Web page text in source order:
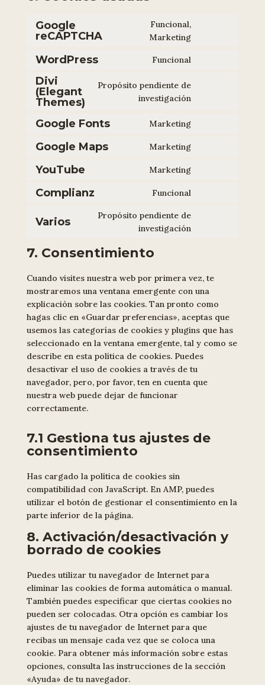
Google
reCAPTCHA
Funcional,
Marketing
WordPress Funcional
Divi
(Elegant
Themes)
Propósito pendiente de
investigación
Google Fonts Marketing
Google Maps Marketing
YouTube Marketing
Complianz Funcional
Varios
Propósito pendiente de
investigación
7. Consentimiento
Cuando visites nuestra web por primera vez, te
mostraremos una ventana emergente con una
explicación sobre las cookies. Tan pronto como
hagas clic en «Guardar preferencias», aceptas que
usemos las categorías de cookies y plugins que has
seleccionado en la ventana emergente, tal y como se
describe en esta política de cookies. Puedes
desactivar el uso de cookies a través de tu
navegador, pero, por favor, ten en cuenta que
nuestra web puede dejar de funcionar
correctamente.
7.1 Gestiona tus ajustes de
consentimiento
Has cargado la política de cookies sin
compatibilidad con JavaScript. En AMP, puedes
utilizar el botón de gestionar el consentimiento en la
parte inferior de la página.
8. Activación/desactivación y
borrado de cookies
Puedes utilizar tu navegador de Internet para
eliminar las cookies de forma automática o manual.
También puedes especificar que ciertas cookies no
pueden ser colocadas. Otra opción es cambiar los
ajustes de tu navegador de Internet para que
recibas un mensaje cada vez que se coloca una
cookie. Para obtener más información sobre estas
opciones, consulta las instrucciones de la sección
«Ayuda» de tu navegador.